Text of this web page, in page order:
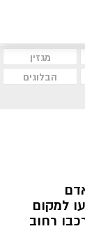
מגזין
הבלוגים
למקום
רחוב